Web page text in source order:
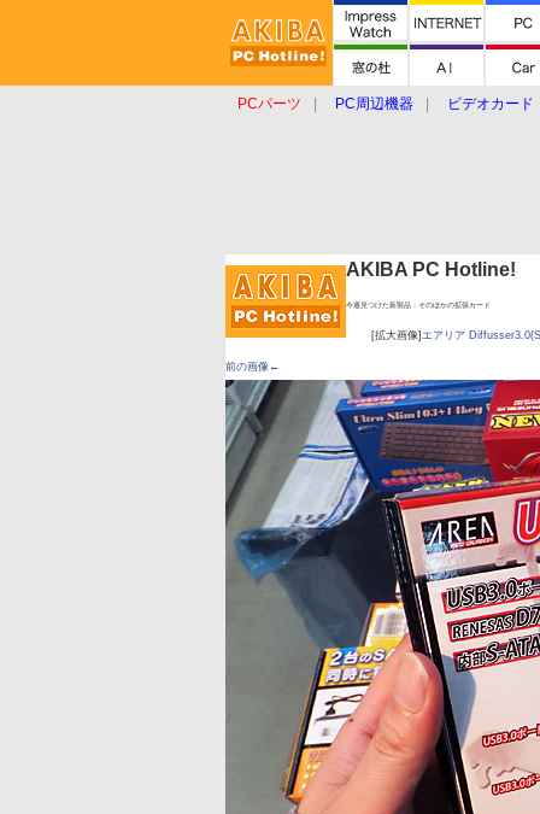
PCパーツ PC周辺機器
ビデオカード
AKIBA PC Hotline!
今週見つけた新製品：そのほかの拡張カード
[拡大画像] エアリア
前の画像←